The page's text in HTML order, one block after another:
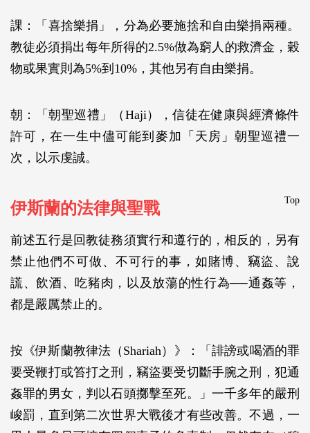
課：「喜捨樂捐」，分為必要施捨和自由樂捐兩種。
教徒必須捐出每年所得的2.5%做為窮人的救濟金，穀
物或果實則為5%到10%，其他另有自由樂捐。
朝：「朝聖巡禮」（Haji），信徒在健康與經濟條件
許可，在一生中儘可能到麥加「天房」朝聖巡禮一
次，以示虔誠。
Top
伊斯蘭的法律與聖戰
前述五行是回教徒務須實行和遵行的，相反的，另有
禁止他們不可做、不可行的事，如賭博、竊盜、說
謊、飲酒、吃豬肉，以及放蕩的性行為──通姦等，
都是嚴厲禁止的。
按《伊斯蘭教律法（Shariah）》：「誹謗或喝酒的罪
要受鞭打或笞打之刑，竊盜要受切斷手腕之刑，犯通
姦罪的男女，判以石頭擲擊至死。」一千多年的嚴刑
峻罰，直到第二次世界大戰後才有些改善。不過，一